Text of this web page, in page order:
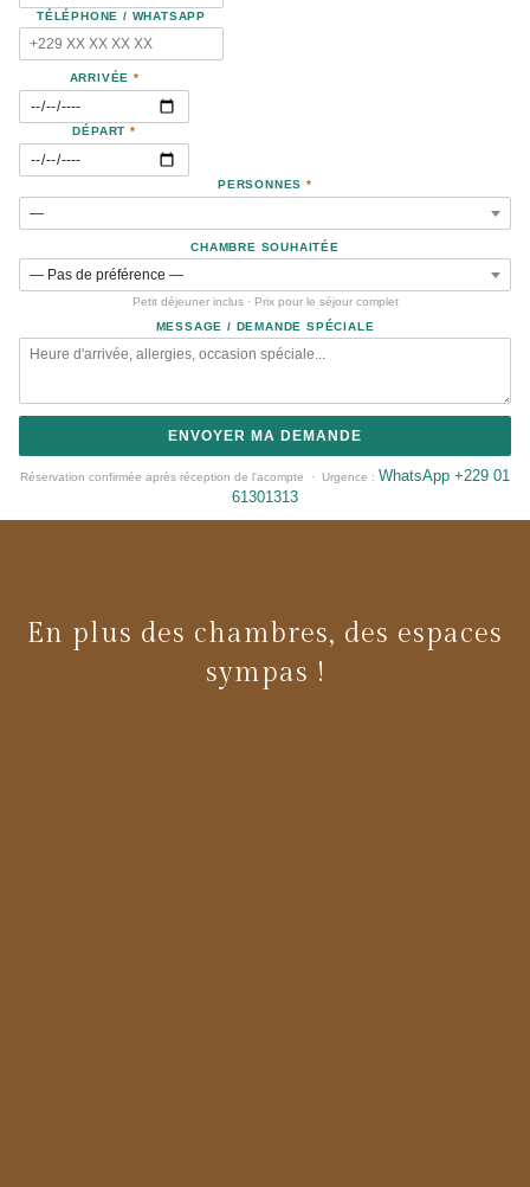
TÉLÉPHONE / WHATSAPP
ARRIVÉE *
DÉPART*
PERSONNES*
CHAMBRE SOUHAITÉE
Petit déjeuner inclus · Prix pour le séjour complet
MESSAGE / DEMANDE SPÉCIALE
ENVOYER MA DEMANDE
Réservation confirmée après réception de l'acompte · Urgence : WhatsApp +229 01
61301313
En plus des chambres, des espaces
sympas !